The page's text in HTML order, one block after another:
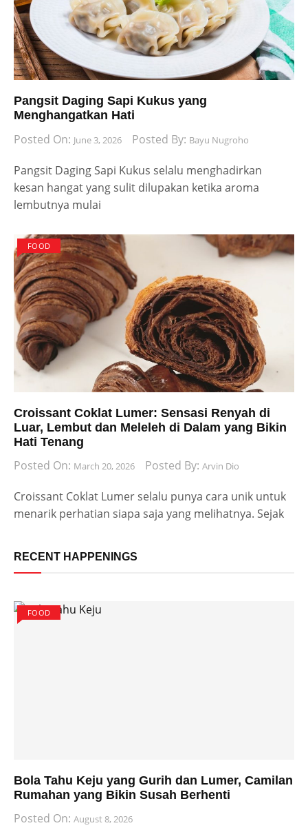
Pangsit Daging Sapi Kukus yang
Menghangatkan Hati
Posted On: June 3, 2026 Posted By: Bayu Nugroho
Pangsit Daging Sapi Kukus selalu menghadirkan
kesan hangat yang sulit dilupakan ketika aroma
lembutnya mulai
FOOD
Croissant Coklat Lumer: Sensasi Renyah di
Luar, Lembut dan Meleleh di Dalam yang Bikin
Hati Tenang
Posted On: March 20, 2026 Posted By: Arvin Dio
Croissant Coklat Lumer selalu punya cara unik untuk
menarik perhatian siapa saja yang melihatnya. Sejak
RECENT HAPPENINGS
FOOD
Bola Tahu Keju yang Gurih dan Lumer, Camilan
Rumahan yang Bikin Susah Berhenti
Posted On: August 8, 2026